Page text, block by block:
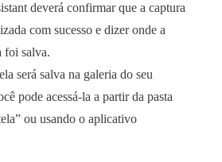
deverá confirmar que a captura
com sucesso e dizer onde a
foi salva.
será salva na galeria do seu
pode acessá-la a partir da pasta
ou usando o aplicativo